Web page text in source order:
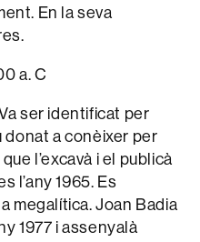
En la seva
a. C
ser identificat per
donat a conèixer per
l’excavà i el publicà
l’any 1965. Es
megalítica. Joan Badia
1977 i assenyalà